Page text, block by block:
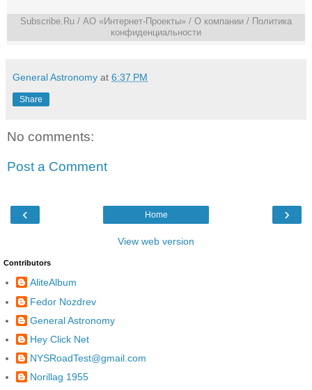
Subscribe.Ru / АО «Интернет-Проекты» / О компании / Политика
конфиденциальности
General Astronomy at 6:37 PM
Share
No comments:
Post a Comment
‹ ›
Home
View web version
Contributors
AliteAlbum
Fedor Nozdrev
General Astronomy
Hey Click Net
NYSRoadTest@gmail.com
Norillag 1955